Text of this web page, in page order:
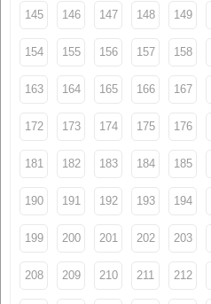
145 146 147 148 149
154 155 156 157 158
163 164 165 166 167
172 173 174 175 176
181 182 183 184 185
190 191 192 193 194
199 200 201 202 203
208 209 210 211 212